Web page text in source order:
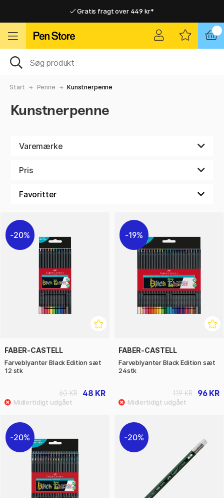
Gratis fragt over 449 kr*
Hurtigt til dør eller pakkeshop
Hurtigt til dør eller pakkeshop
Start Penne Kunstnerpenne
Kunstnerpenne
Varemærke
Pris
20%
FABER-CASTELL
Farveblyanter Black Edition sæt
12 stk
48 KR
60 KR
19%
FABER-CASTELL
Farveblyanter Black Edition sæt
24stk
96 KR
119 KR
20% 20%